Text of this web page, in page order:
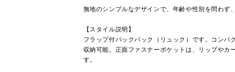
無地のシンプルなデザインで、年齢や性別を問わず
【スタイル説明】
フラップ付バックパック（リュック）です。コンパ
収納可能。正面ファスナーポケットは、リップやカ
す。